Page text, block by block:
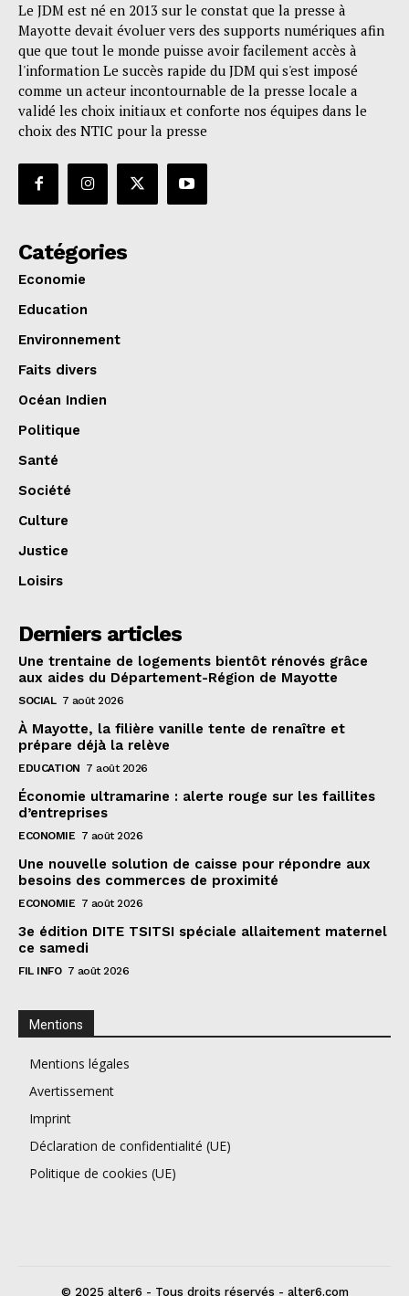
Le JDM est né en 2013 sur le constat que la presse à
Mayotte devait évoluer vers des supports numériques afin
que que tout le monde puisse avoir facilement accès à
l'information Le succès rapide du JDM qui s'est imposé
comme un acteur incontournable de la presse locale a
validé les choix initiaux et conforte nos équipes dans le
choix des NTIC pour la presse
Catégories
Economie
Education
Environnement
Faits divers
Océan Indien
Politique
Santé
Société
Culture
Justice
Loisirs
Derniers articles
Une trentaine de logements bientôt rénovés grâce
aux aides du Département-Région de Mayotte
SOCIAL 7 août 2026
À Mayotte, la filière vanille tente de renaître et
prépare déjà la relève
EDUCATION 7 août 2026
Économie ultramarine : alerte rouge sur les faillites
d’entreprises
ECONOMIE 7 août 2026
Une nouvelle solution de caisse pour répondre aux
besoins des commerces de proximité
ECONOMIE 7 août 2026
3e édition DITE TSITSI spéciale allaitement maternel
ce samedi
FIL INFO 7 août 2026
Mentions
Mentions légales
Avertissement
Imprint
Déclaration de confidentialité (UE)
Politique de cookies (UE)
© 2025 alter6 - Tous droits réservés - alter6.com